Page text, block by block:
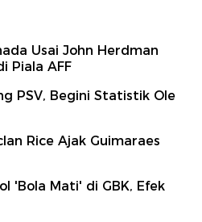
Usai John Herdman
Piala AFF
PSV, Begini Statistik Ole
Rice Ajak Guimaraes
'Bola Mati' di GBK, Efek